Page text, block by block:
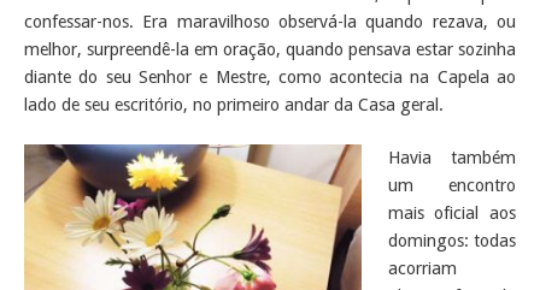
confessar-nos. Era maravilhoso observá-la quando rezava, ou
melhor, surpreendê-la em oração, quando pensava estar sozinha
diante do seu Senhor e Mestre, como acontecia na Capela ao
lado de seu escritório, no primeiro andar da Casa geral.
Havia também
um encontro
mais oficial aos
domingos: todas
acorriam